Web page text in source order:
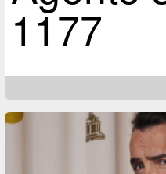
1177